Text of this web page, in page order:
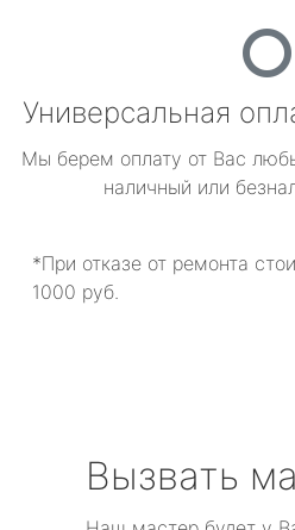
Универсальная
Мы берем оплату от Вас
наличный или
*При отказе от ремонта
1000 руб.
Вызвать